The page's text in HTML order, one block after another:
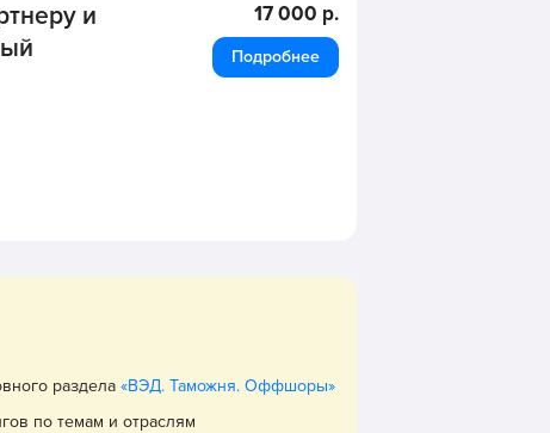
и
17 000 р.
Подробнее
раздела«ВЭД. Таможня. Оффшоры»
по темам и отраслям